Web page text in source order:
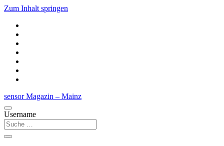
Zum Inhalt springen
sensor Magazin – Mainz
Username